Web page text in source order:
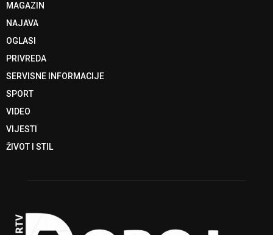
MAGAZIN
NAJAVA
OGLASI
PRIVREDA
SERVISNE INFORMACIJE
SPORT
VIDEO
VIJESTI
ŽIVOT I STIL